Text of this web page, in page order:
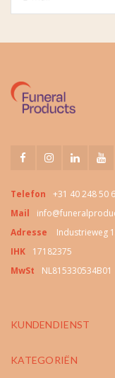
Telefon
+31 40 248 50
Mail
Adresse
Industrieweg
IHK
17182375
MwSt
NL815330534B01
KUNDENDIENST
KATEGORIËN